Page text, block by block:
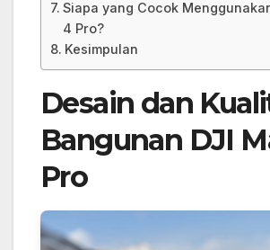
Siapa yang Cocok
4 Pro?
Kesimpulan
Desain dan
Bangunan DJI
Pro